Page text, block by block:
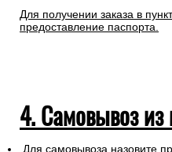
Для получении заказа в
предоставление паспорта.
4. Самовывоз из
Для самовывоза назовите